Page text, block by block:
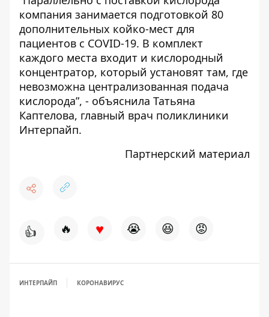
компания занимается подготовкой 80
дополнительных койко-мест для
пациентов с COVID-19. В комплект
каждого места входит и кислородный
концентратор, который установят там, где
невозможна централизованная подача
кислорода”, - объяснила Татьяна
Каптелова, главный врач поликлиники
Интерпайп.
Партнерский материал
👍 🔥 ♥ 😭 😆 😡
ИНТЕРПАЙП КОРОНАВИРУС